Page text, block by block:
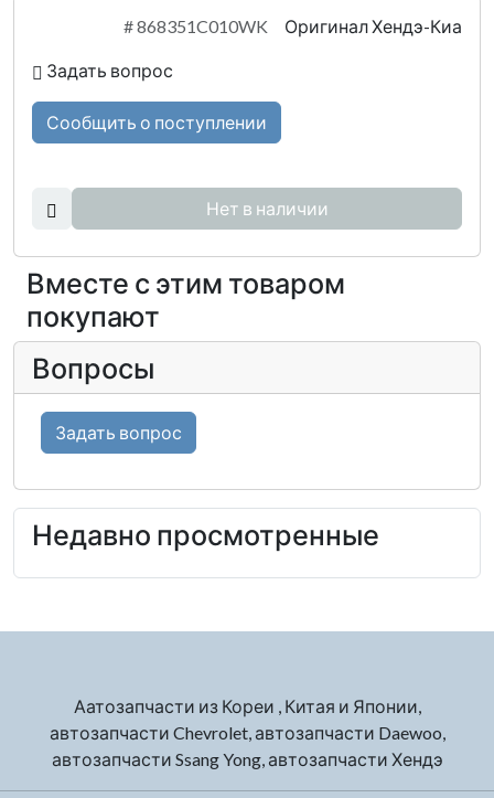
#868351C010WK Оригинал Хендэ-Киа
Задать вопрос
Сообщить о поступлении
Нет в наличии
Вместе с этим товаром
покупают
Вопросы
Задать вопрос
Недавно просмотренные
Аатозапчасти из Кореи , Китая и Японии,
автозапчасти Chevrolet, автозапчасти Daewoo,
автозапчасти Ssang Yong, автозапчасти Хендэ